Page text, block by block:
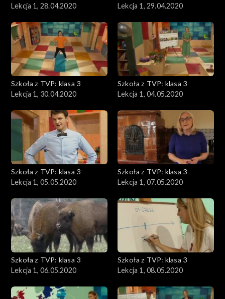
Lekcja 1, 28.04.2020
Lekcja 1, 29.04.2020
Szkoła z TVP: klasa 3
Lekcja 1, 30.04.2020
Szkoła z TVP: klasa 3
Lekcja 1, 04.05.2020
Szkoła z TVP: klasa 3
Lekcja 1, 05.05.2020
Szkoła z TVP: klasa 3
Lekcja 1, 07.05.2020
Szkoła z TVP: klasa 3
Lekcja 1, 06.05.2020
Szkoła z TVP: klasa 3
Lekcja 1, 08.05.2020